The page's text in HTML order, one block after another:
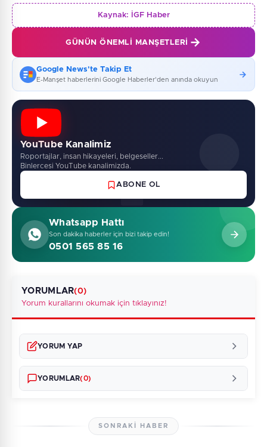
Kaynak: İGF Haber
GÜNÜN ÖNEMLI MANŞETLERI
Google News'te Takip Et
E-Manşet haberlerini Google Haberler'den anında okuyun
YouTube Kanalimiz
Roportajlar, insan hikayeleri, belgeseller...
Binlercesi YouTube kanalimizda.
ABONE OL
Whatsapp Hattı
Son dakika haberler için bizi takip edin!
0501 565 85 16
YORUMLAR(0)
Yorum kurallarını okumak için tıklayınız!
YORUM YAP
YORUMLAR(0)
SONRAKI HABER